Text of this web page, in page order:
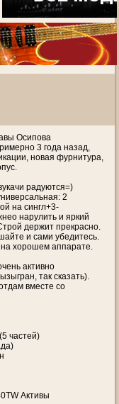
Осипова
3 года назад,
новая фурнитура,
радуются=)
2
на сингл+3-
нарулить и яркий
держит прекрасно.
и сами убедитесь.
хорошем аппарате.
активно
так сказать).
вместе со
частей)
Активы